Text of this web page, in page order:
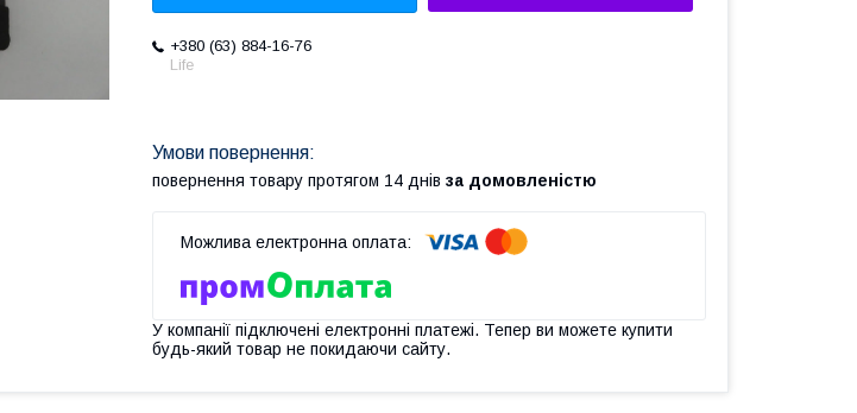
+380 (63) 884-16-76
Life
повернення товару протягом 14 днів за домовленістю
У компанії підключені електронні платежі. Тепер ви можете купити
будь-який товар не покидаючи сайту.